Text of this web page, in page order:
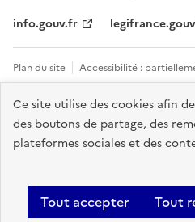
Ce site utilise des cookies afin
des boutons de partage, des
plateformes sociales et des
Tout accepter Tout
info.gouv.fr
Plan du site Accessibilité :
personnelles et cookies
Mentions
utiles
Gestion des cookies